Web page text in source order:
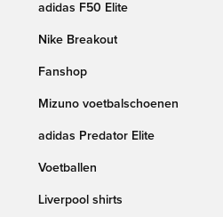
adidas F50 Elite
Nike Breakout
Fanshop
Mizuno voetbalschoenen
adidas Predator Elite
Voetballen
Liverpool shirts